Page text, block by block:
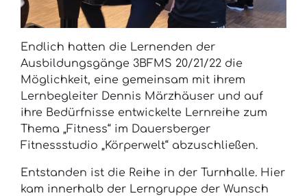
Endlich hatten die Lernenden der
Ausbildungsgänge 3BFMS 20/21/22 die
Möglichkeit, eine gemeinsam mit ihrem
Lernbegleiter Dennis Märzhäuser und auf
ihre Bedürfnisse entwickelte Lernreihe zum
Thema „Fitness“ im Dauersberger
Fitnessstudio „Körperwelt“ abzuschließen.
Entstanden ist die Reihe in der Turnhalle. Hier
kam innerhalb der Lerngruppe der Wunsch